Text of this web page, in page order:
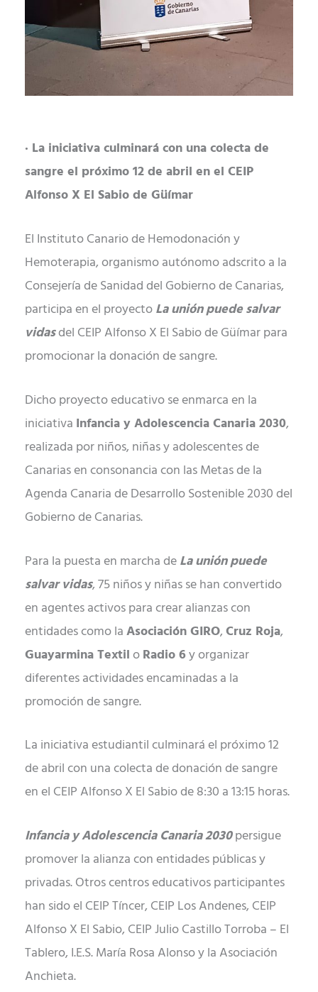
· La iniciativa culminará con una colecta de
sangre el próximo 12 de abril en el CEIP
Alfonso X El Sabio de Güímar
El Instituto Canario de Hemodonación y
Hemoterapia, organismo autónomo adscrito a la
Consejería de Sanidad del Gobierno de Canarias,
participa en el proyectoLa unión puede salvar
vidasdel CEIP Alfonso X El Sabio de Güímar para
promocionar la donación de sangre.
Dicho proyecto educativo se enmarca en la
iniciativa Infancia y Adolescencia Canaria 2030,
realizada por niños, niñas y adolescentes de
Canarias en consonancia con las Metas de la
Agenda Canaria de Desarrollo Sostenible 2030 del
Gobierno de Canarias.
Para la puesta en marcha deLa unión puede
salvar vidas, 75 niños y niñas se han convertido
en agentes activos para crear alianzas con
entidades como laAsociación GIRO,Cruz Roja,
Guayarmina TextiloRadio 6y organizar
diferentes actividades encaminadas a la
promoción de sangre.
La iniciativa estudiantil culminará el próximo 12
de abril con una colecta de donación de sangre
en el CEIP Alfonso X El Sabio de 8:30 a 13:15 horas.
Infancia y Adolescencia Canaria 2030persigue
promover la alianza con entidades públicas y
privadas. Otros centros educativos participantes
han sido el CEIP Tíncer, CEIP Los Andenes, CEIP
Alfonso X El Sabio, CEIP Julio Castillo Torroba – El
Tablero, I.E.S. María Rosa Alonso y la Asociación
Anchieta.